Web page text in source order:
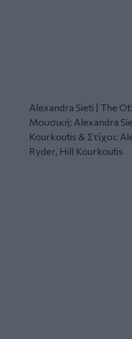
Alexandra Sieti | The
Μουσική: Alexandra
Kourkoutis & Στίχοι:
Ryder, Hill Kourkoutis